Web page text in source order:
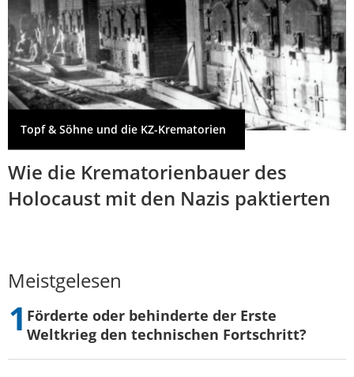
Topf & Söhne und die KZ-Krematorien
Wie die Krematorienbauer des
Holocaust mit den Nazis paktierten
Meistgelesen
Förderte oder behinderte der Erste
Weltkrieg den technischen Fortschritt?